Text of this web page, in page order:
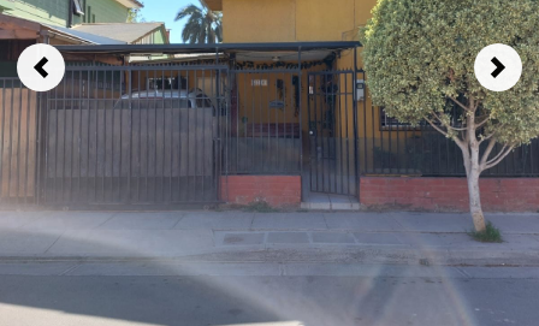
Previous Next